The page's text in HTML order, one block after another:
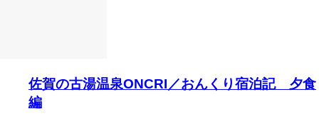
佐賀の古湯温泉ONCRI／おんくり宿泊記 夕食
編